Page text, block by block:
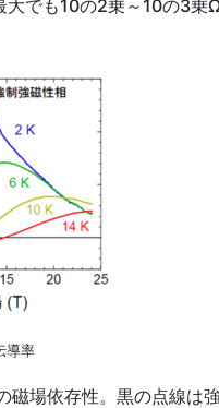
大でも10の2乗～10の3乗
導率
場依存性。黒の点線は